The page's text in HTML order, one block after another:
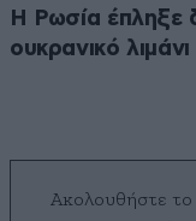
Η Ρωσία έπληξε
ουκρανικό
Ακολουθήστε το